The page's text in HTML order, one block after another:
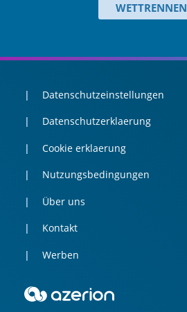
WETTRENNEN
Datenschutzeinstellungen
Datenschutzerklaerung
Cookie erklaerung
Nutzungsbedingungen
Über uns
Kontakt
Werben